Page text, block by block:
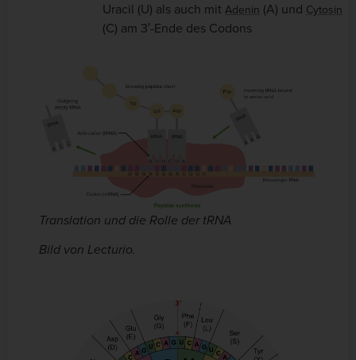
Uracil (U) als auch mit Adenin (A) und Cytosin
(C) am 3′-Ende des Codons
Translation und die Rolle der tRNA
Bild von Lecturio.